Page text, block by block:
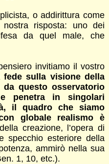
o addirittura come
risposta: uno dei
da quel male, che
invitiamo il vostro
sulla visione della
questo osservatorio
e penetra in singolari
il quadro che siamo
globale realismo è
creazione, l’opera di
specchio esteriore della
ammirò nella sua
1, 10, etc.).